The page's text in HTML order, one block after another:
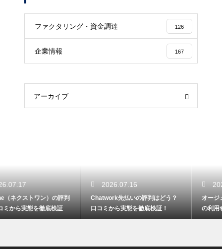
ファクタリング・資金調達 126
企業情報 167
アーカイブ
2026.07.16
Chatwork先払いの評判はどう？
口コミから実態を徹底検証！
2026.07.16
オージェイの評判は悪いの？実際
の利用者の口コミからリアルな実
態検証